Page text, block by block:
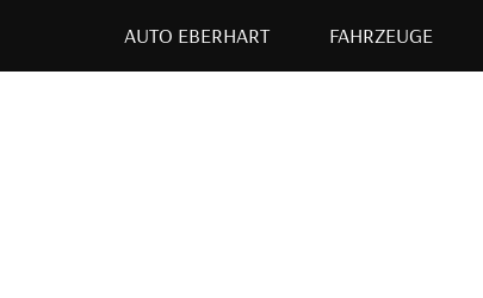
AUTO EBERHART FAHRZEUGE